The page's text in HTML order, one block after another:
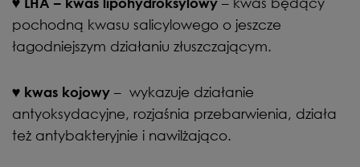
pochodną kwasu salicylowego o jeszcze
łagodniejszym działaniu złuszczającym.
♥ kwas kojowy – wykazuje działanie
antyoksydacyjne, rozjaśnia przebarwienia, działa
też antybakteryjnie i nawilżająco.